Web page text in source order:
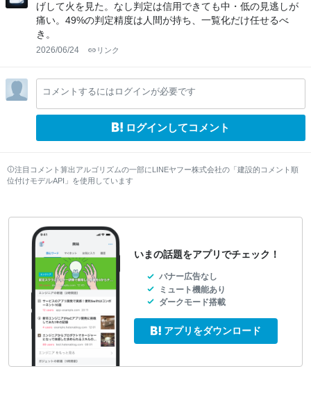
げして火を見た。なし判定は信用できても中・低の見逃しが
痛い。49%の判定精度は人間が持ち、一覧化だけ任せるべ
き。
2026/06/24 リンク
コメントするにはログインが必要です
ログインしてコメント
注目コメント算出アルゴリズムの一部にLINEヤフー株式会社の「建設的コメント順
位付けモデルAPI」を使用しています
いまの話題をアプリでチェック！
バナー広告なし
ミュート機能あり
ダークモード搭載
アプリをダウンロード